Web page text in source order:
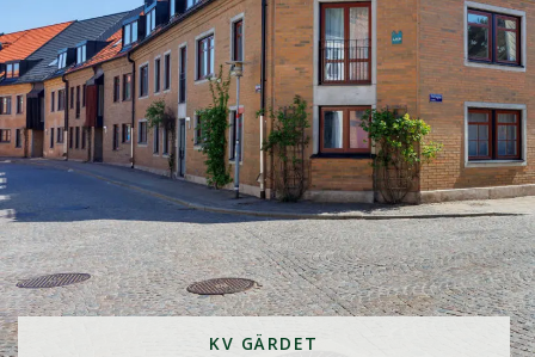
KV GÄRDET